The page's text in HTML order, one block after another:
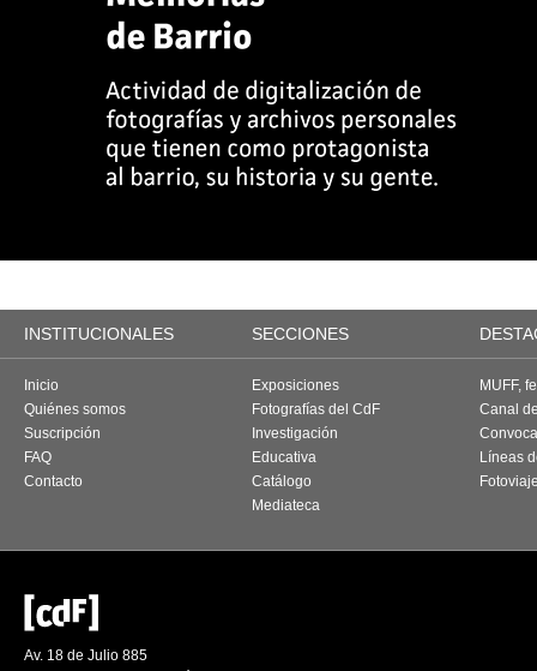
INSTITUCIONALES SECCIONES
Inicio
Quiénes somos
Suscripción
FAQ
Contacto
Exposiciones
Fotografías del CdF
Investigación
Educativa
Catálogo
Mediateca
MUFF,
Canal
Líneas
Av. 18 de Julio 885